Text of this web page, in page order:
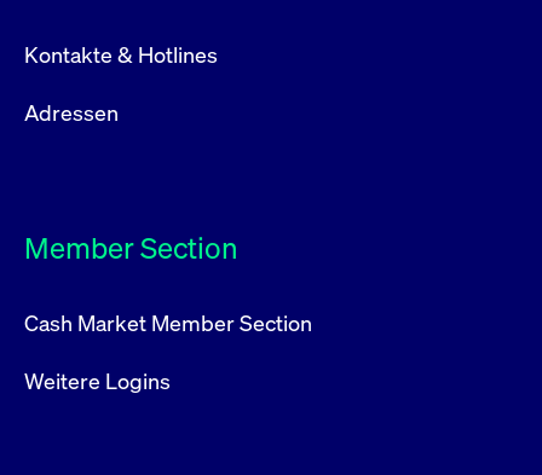
Kontakte & Hotlines
Adressen
Member Section
Cash Market Member Section
Weitere Logins